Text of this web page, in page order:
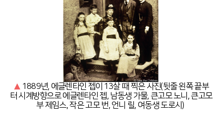
▲ 1889년, 에글렌타인 젭이 13살 때 찍은 사진(뒷줄 왼쪽 끝부
터 시계방향으로 에글렌타인 젭, 남동생 가물, 큰고모 노니,큰고모
부 제임스, 작은 고모 번, 언니 릴, 여동생 도로시)